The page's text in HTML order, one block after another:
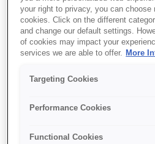
drop-in dot matrix
Impact receipt printing
Accepts three paper
your right to privacy, you can
cookies. Click on the different
and change our default settings.
of cookies may impact your
services we are able to offer. More
Targeting Cookies
Performance Cookies
Functional Cookies